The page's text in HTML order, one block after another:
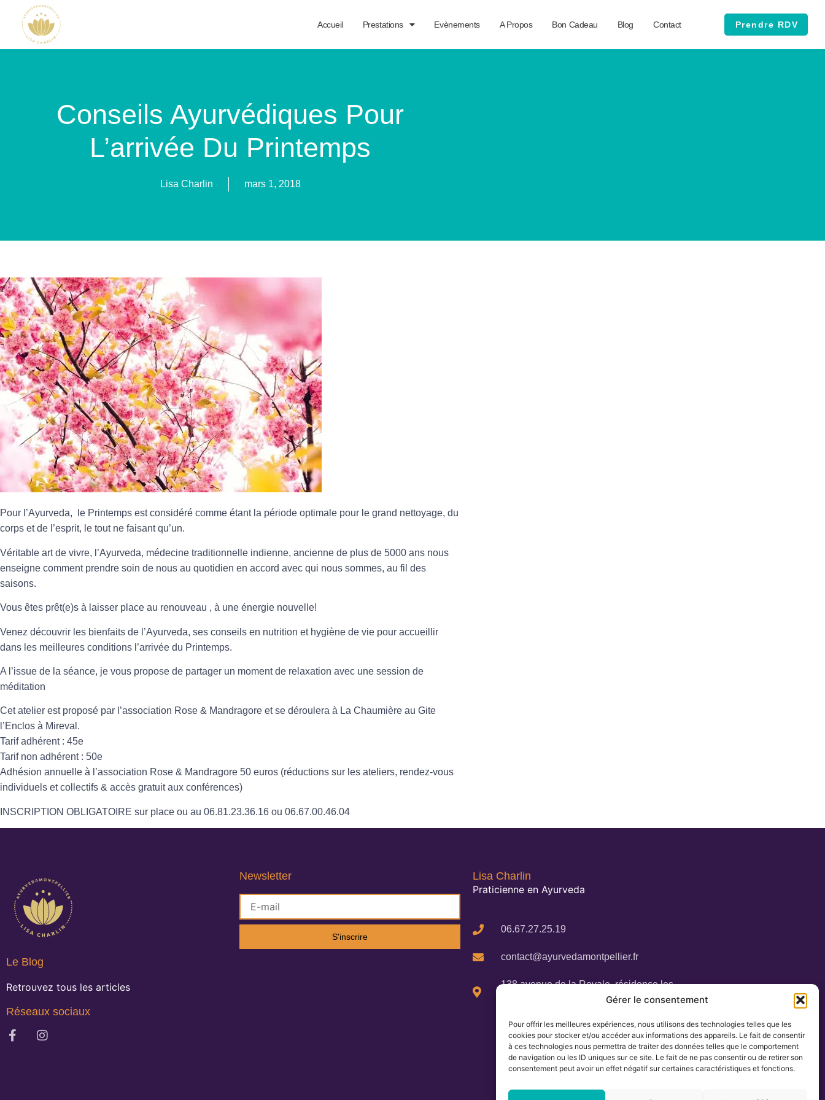
Gérer le consentement
Pour offrir les meilleures expériences, nous utilisons des technologies telles que les
cookies pour stocker et/ou accéder aux informations des appareils. Le fait de consentir
à ces technologies nous permettra de traiter des données telles que le comportement
de navigation ou les ID uniques sur ce site. Le fait de ne pas consentir ou de retirer son
consentement peut avoir un effet négatif sur certaines caractéristiques et fonctions.
Accueil Prestations Evènements A Propos Bon Cadeau Blog Contact Prendre RDV
Conseils Ayurvédiques Pour
L’arrivée Du Printemps
Lisa Charlin mars 1, 2018
Pour l’Ayurveda, le Printemps est considéré comme étant la période optimale pour le grand nettoyage, du
corps et de l’esprit, le tout ne faisant qu’un.
Véritable art de vivre, l’Ayurveda, médecine traditionnelle indienne, ancienne de plus de 5000 ans nous
enseigne comment prendre soin de nous au quotidien en accord avec qui nous sommes, au fil des
saisons.
Vous êtes prêt(e)s à laisser place au renouveau , à une énergie nouvelle!
Venez découvrir les bienfaits de l’Ayurveda, ses conseils en nutrition et hygiène de vie pour accueillir
dans les meilleures conditions l’arrivée du Printemps.
A l’issue de la séance, je vous propose de partager un moment de relaxation avec une session de
méditation
Cet atelier est proposé par l’association Rose & Mandragore et se déroulera à La Chaumière au Gite
l’Enclos à Mireval.
Tarif adhérent : 45e
Tarif non adhérent : 50e
Adhésion annuelle à l’association Rose & Mandragore 50 euros (réductions sur les ateliers, rendez-vous
individuels et collectifs & accès gratuit aux conférences)
INSCRIPTION OBLIGATOIRE sur place ou au 06.81.23.36.16 ou 06.67.00.46.04
Le Blog
Retrouvez tous les articles
Réseaux sociaux
Newsletter
S'inscrire
Lisa Charlin
Praticienne en Ayurveda
06.67.27.25.19
contact@ayurvedamontpellier.fr
138 avenue de la Royale, résidence les
Cigalines 34160 Castries